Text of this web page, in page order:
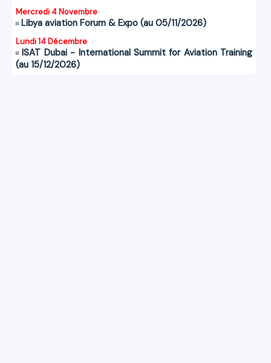
Mercredi 4 Novembre
Libya aviation Forum & Expo (au 05/11/2026)
Lundi 14 Décembre
ISAT Dubai - International Summit for Aviation Training
(au 15/12/2026)